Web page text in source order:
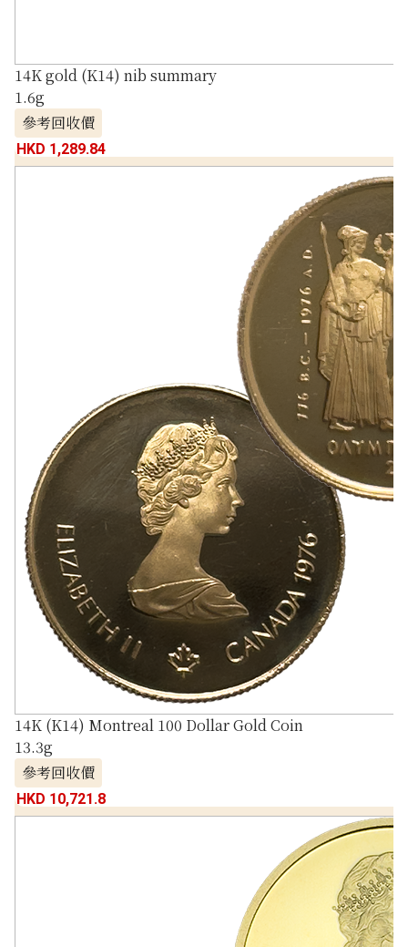
14K gold (K14) nib summary
1.6g
參考回收價
HKD 1,289.84
14K (K14) Montreal 100 Dollar Gold Coin
13.3g
參考回收價
HKD 10,721.8